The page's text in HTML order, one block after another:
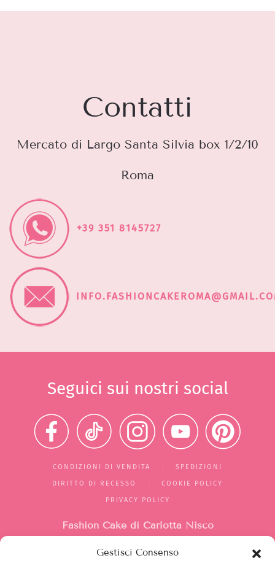
Gestisci Consenso
Contatti
Mercato di Largo Santa Silvia box 1/2/10
Roma
+39 351 8145727
Seguici sui nostri social
CONDIZIONI DI VENDITA SPEDIZIONI
DIRITTO DI RECESSO COOKIE POLICY
PRIVACY POLICY
Fashion Cake di Carlotta Nisco
Mercato di Largo Santa Silvia